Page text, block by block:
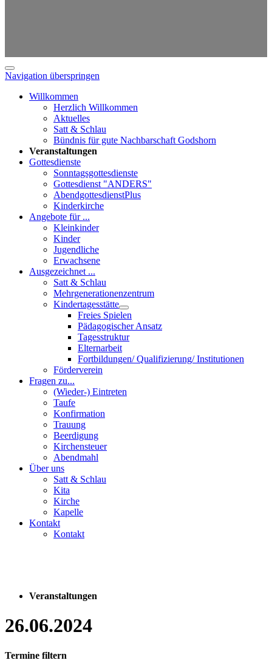
Navigation überspringen
Willkommen
Herzlich Willkommen
Aktuelles
Satt & Schlau
Bündnis für gute Nachbarschaft Godshorn
Veranstaltungen
Gottesdienste
Sonntagsgottesdienste
Gottesdienst "ANDERS"
AbendgottesdienstPlus
Kinderkirche
Angebote für ...
Kleinkinder
Kinder
Jugendliche
Erwachsene
Ausgezeichnet ...
Satt & Schlau
Mehrgenerationenzentrum
Kindertagesstätte
Freies Spielen
Pädagogischer Ansatz
Tagesstruktur
Elternarbeit
Fortbildungen/ Qualifizierung/ Institutionen
Förderverein
Fragen zu...
(Wieder-) Eintreten
Taufe
Konfirmation
Trauung
Beerdigung
Kirchensteuer
Abendmahl
Über uns
Satt & Schlau
Kita
Kirche
Kapelle
Kontakt
Kontakt
Veranstaltungen
26.06.2024
Termine filtern